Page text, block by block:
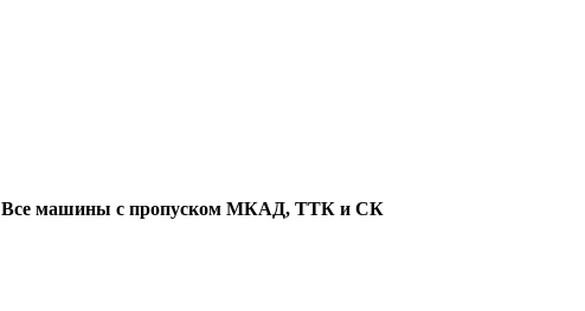
Все машины с пропуском МКАД, ТТК и СК